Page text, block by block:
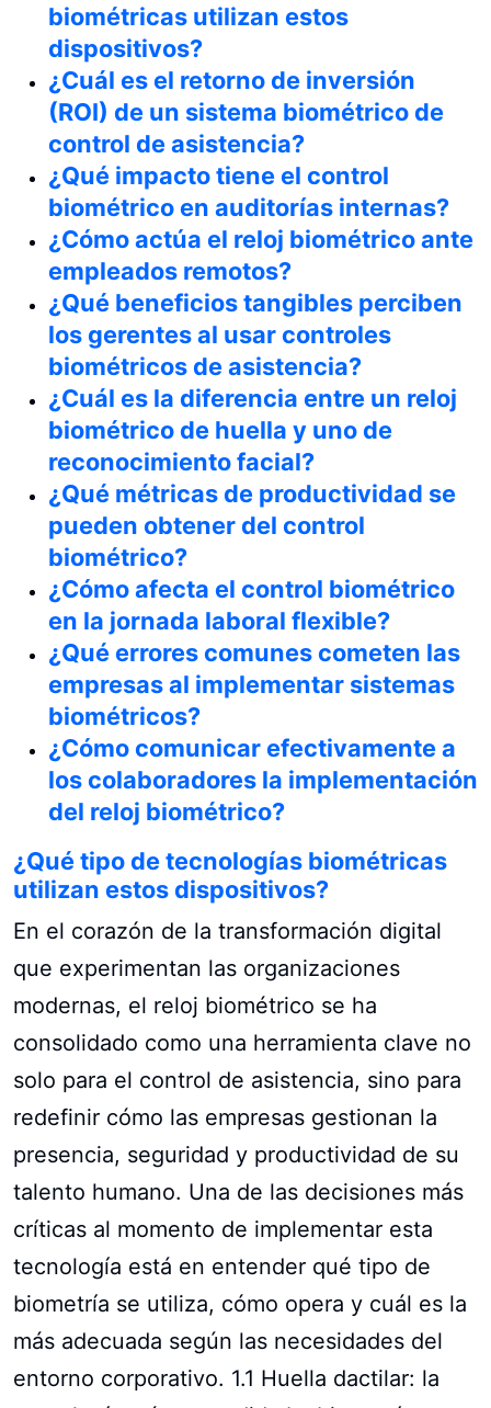
biométricas utilizan estos
dispositivos?
¿Cuál es el retorno de inversión
(ROI) de un sistema biométrico de
control de asistencia?
¿Qué impacto tiene el control
biométrico en auditorías internas?
¿Cómo actúa el reloj biométrico ante
empleados remotos?
¿Qué beneficios tangibles perciben
los gerentes al usar controles
biométricos de asistencia?
¿Cuál es la diferencia entre un reloj
biométrico de huella y uno de
reconocimiento facial?
¿Qué métricas de productividad se
pueden obtener del control
biométrico?
¿Cómo afecta el control biométrico
en la jornada laboral flexible?
¿Qué errores comunes cometen las
empresas al implementar sistemas
biométricos?
¿Cómo comunicar efectivamente a
los colaboradores la implementación
del reloj biométrico?
¿Qué tipo de tecnologías biométricas
utilizan estos dispositivos?
En el corazón de la transformación digital
que experimentan las organizaciones
modernas, el reloj biométrico se ha
consolidado como una herramienta clave no
solo para el control de asistencia, sino para
redefinir cómo las empresas gestionan la
presencia, seguridad y productividad de su
talento humano. Una de las decisiones más
críticas al momento de implementar esta
tecnología está en entender qué tipo de
biometría se utiliza, cómo opera y cuál es la
más adecuada según las necesidades del
entorno corporativo. 1.1 Huella dactilar: la